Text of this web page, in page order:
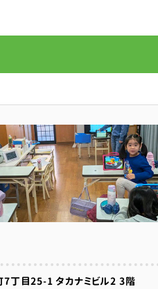
丁目25-1 タカナミビル2 3階